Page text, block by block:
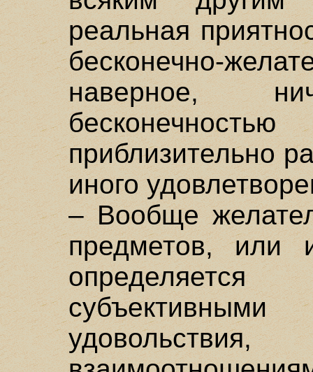
реальная
бесконечно-
наверное,
приблизительно
иного
– Вообще
предметов, или